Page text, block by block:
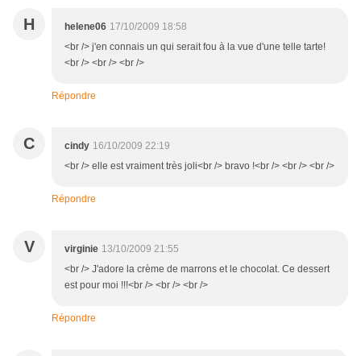
H helene06 17/10/2009 18:58
<br /> j'en connais un qui serait fou à la vue d'une telle tarte!
<br /> <br /> <br />
Répondre
C cindy 16/10/2009 22:19
<br /> elle est vraiment très joli<br /> bravo !<br /> <br /> <br />
Répondre
V virginie 13/10/2009 21:55
<br /> J'adore la crème de marrons et le chocolat. Ce dessert
est pour moi !!!<br /> <br /> <br />
Répondre